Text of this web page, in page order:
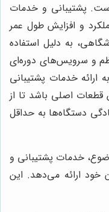
پشتیبانی و خدمات
و افزایش طول عمر
به دلیل استفاده
و سرویس‌های دوره‌ای
ارائه خدمات پشتیبانی
اصلی باشد تا از
دستگاه‌ها به حداقل
خدمات پشتیبانی و
خود ارائه می‌دهد. این